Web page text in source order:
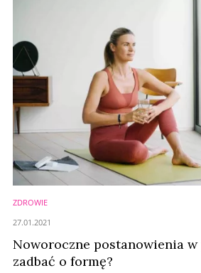
ZDROWIE
Noworoczne postanowienia w
zadbać o formę?
27.01.2021